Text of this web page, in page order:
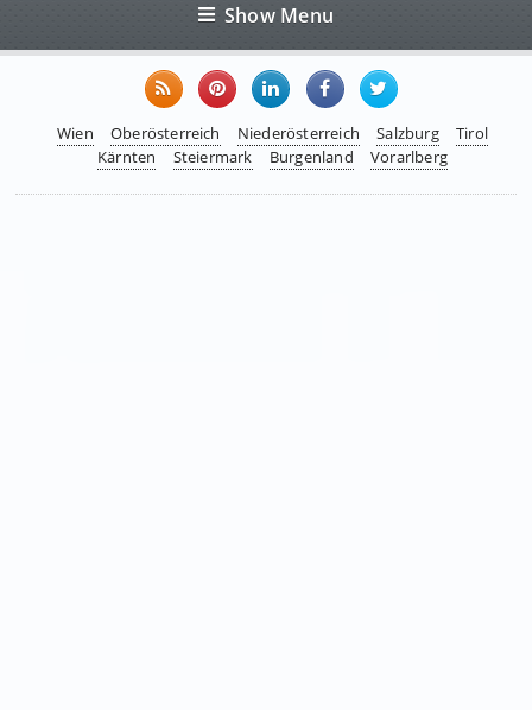
Show Menu
Wien Oberösterreich Niederösterreich Salzburg
Tirol
Kärnten
Steiermark Burgenland Vorarlberg